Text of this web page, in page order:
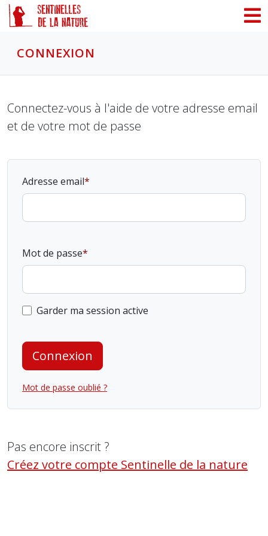
CONNEXION
Connectez-vous à l'aide de votre adresse email
et de votre mot de passe
Adresse email
Mot de passe
Garder ma session active
Connexion
Mot de passe oublié ?
Pas encore inscrit ?
Créez votre compte Sentinelle de la nature
Panneau de gestion des cookies